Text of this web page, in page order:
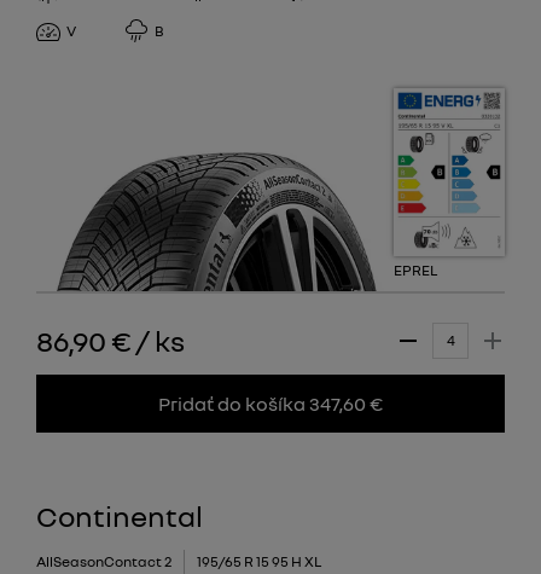
V B
EPREL
86,90 € / ks
Pridať do košíka 347,60 €
Continental
AllSeasonContact 2 195/65 R 15 95 H XL